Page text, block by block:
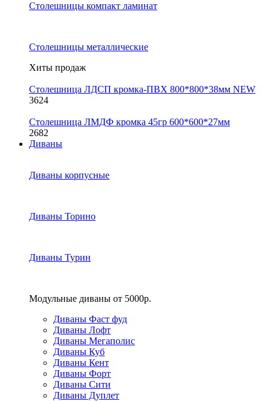
Столешницы компакт ламинат
Столешницы металлические
Хиты продаж
Столешница ЛДСП кромка-ПВХ 800*800*38мм NEW
3624
Столешница ЛМДФ кромка 45гр 600*600*27мм
2682
Диваны
Диваны корпусные
Диваны Торино
Диваны Турин
Модульные диваны от 5000р.
Диваны Фаст фуд
Диваны Лофт
Диваны Мегаполис
Диваны Куб
Диваны Кент
Диваны Форт
Диваны Сити
Диваны Дуплет